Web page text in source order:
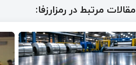
مقالات مرتبط در رمزارزفا: